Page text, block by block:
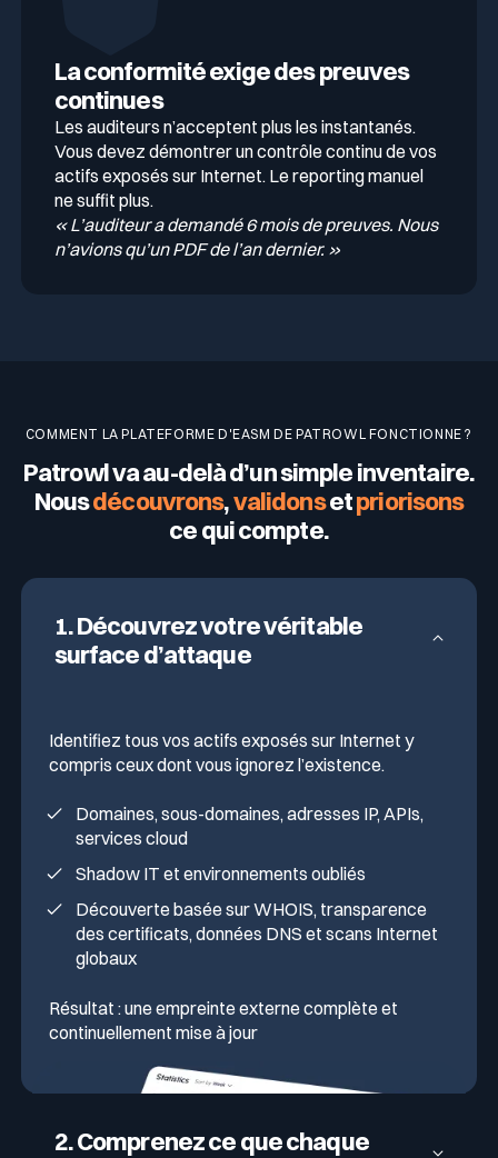
La conformité exige des preuves
continues
Les auditeurs n’acceptent plus les instantanés.
Vous devez démontrer un contrôle continu de vos
actifs exposés sur Internet. Le reporting manuel
ne suffit plus.
« L’auditeur a demandé 6 mois de preuves. Nous
n’avions qu’un PDF de l’an dernier. »
COMMENT LA PLATEFORME D'EASM DE PATROWL FONCTIONNE ?
Patrowl va au-delà d’un simple inventaire.
Nousdécouvrons,validonsetpriorisons
ce qui compte.
1. Découvrez votre véritable
surface d’attaque
Identifiez tous vos actifs exposés sur Internet y
compris ceux dont vous ignorez l’existence.
Domaines, sous-domaines, adresses IP, APIs,
services cloud
Shadow IT et environnements oubliés
Découverte basée sur WHOIS, transparence
des certificats, données DNS et scans Internet
globaux
Résultat : une empreinte externe complète et
continuellement mise à jour
2. Comprenez ce que chaque